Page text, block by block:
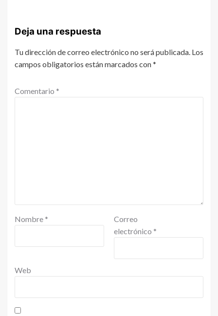
Deja una respuesta
Tu dirección de correo electrónico no será publicada. Los
campos obligatorios están marcados con*
Comentario *
Nombre *
Correo
electrónico *
Web